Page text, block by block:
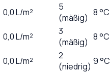
0,0L/m²
5
(mäßig) 8 °C
0,0L/m²
3
(mäßig) 8 °C
0,0L/m²
2
(niedrig) 9 °C